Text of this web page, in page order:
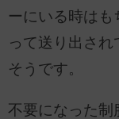
ーにいる時はも
って送り出さ
そうです。
不要になった制